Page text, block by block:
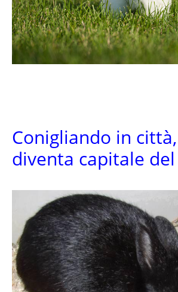
Conigliando in
diventa capitale